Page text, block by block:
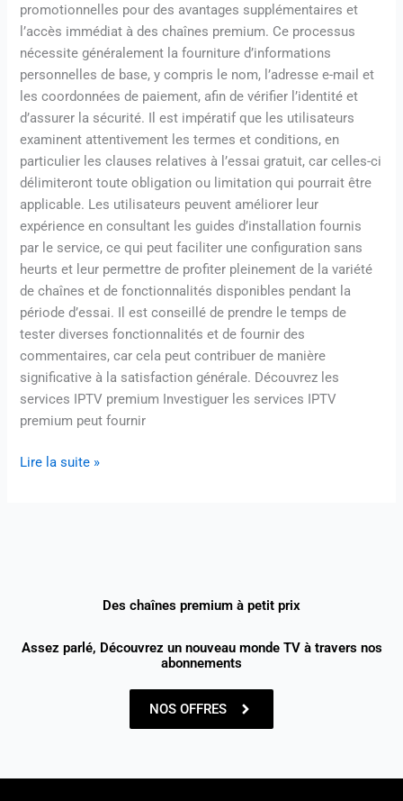
promotionnelles pour des avantages supplémentaires et
l’accès immédiat à des chaînes premium. Ce processus
nécessite généralement la fourniture d’informations
personnelles de base, y compris le nom, l’adresse e-mail et
les coordonnées de paiement, afin de vérifier l’identité et
d’assurer la sécurité. Il est impératif que les utilisateurs
examinent attentivement les termes et conditions, en
particulier les clauses relatives à l’essai gratuit, car celles-ci
délimiteront toute obligation ou limitation qui pourrait être
applicable. Les utilisateurs peuvent améliorer leur
expérience en consultant les guides d’installation fournis
par le service, ce qui peut faciliter une configuration sans
heurts et leur permettre de profiter pleinement de la variété
de chaînes et de fonctionnalités disponibles pendant la
période d’essai. Il est conseillé de prendre le temps de
tester diverses fonctionnalités et de fournir des
commentaires, car cela peut contribuer de manière
significative à la satisfaction générale. Découvrez les
services IPTV premium Investiguer les services IPTV
premium peut fournir
Lire la suite »
Des chaînes premium à petit prix
Assez parlé, Découvrez un nouveau monde TV à travers nos
abonnements
NOS OFFRES